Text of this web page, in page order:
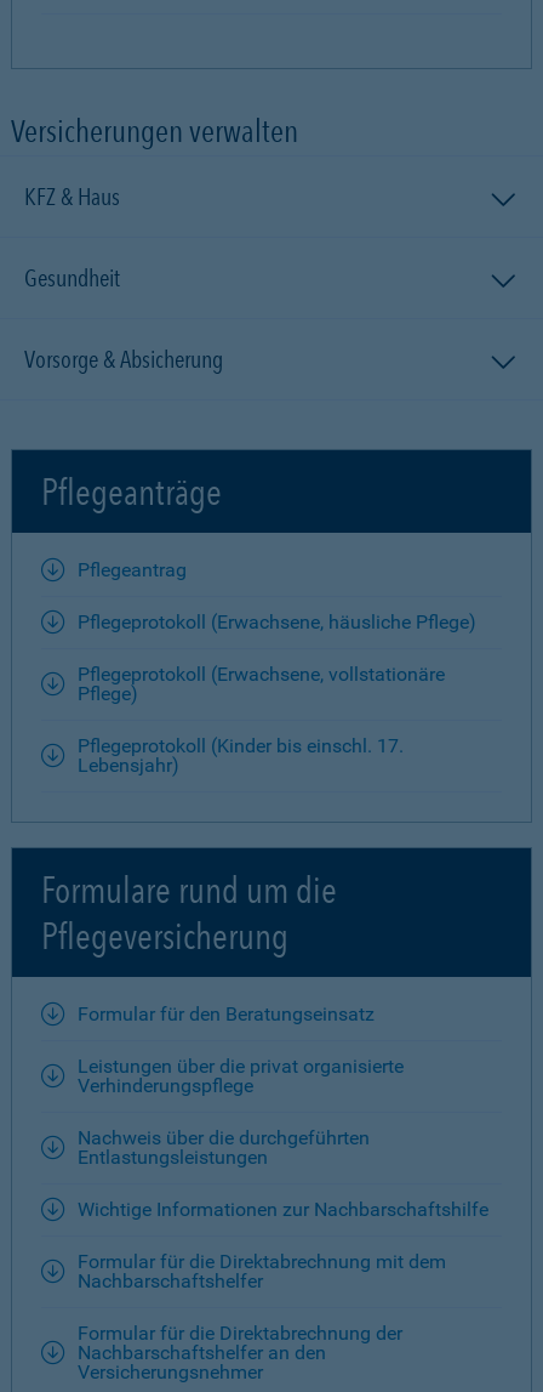
Versicherungen verwalten
KFZ & Haus
Gesundheit
Vorsorge & Absicherung
Pflegeanträge
Pflegeantrag
Pflegeprotokoll (Erwachsene, häusliche Pflege)
Pflegeprotokoll (Erwachsene, vollstationäre
Pflege)
Pflegeprotokoll (Kinder bis einschl. 17.
Lebensjahr)
Formulare rund um die
Pflegeversicherung
Formular für den Beratungseinsatz
Leistungen über die privat organisierte
Verhinderungspflege
Nachweis über die durchgeführten
Entlastungsleistungen
Wichtige Informationen zur Nachbarschaftshilfe
Formular für die Direktabrechnung mit dem
Nachbarschaftshelfer
Formular für die Direktabrechnung der
Nachbarschaftshelfer an den
Versicherungsnehmer